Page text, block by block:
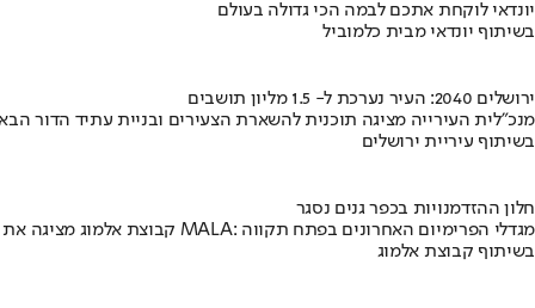
יונדאי לוקחת אתכם לבמה הכי גדולה בעולם
בשיתוף יונדאי מבית כלמוביל
ירושלים 2040: העיר נערכת ל- 1.5 מליון תושבים
מנכ"לית העירייה מציגה תוכנית להשארת הצעירים ובניית עתיד הדור
בשיתוף עיריית ירושלים
חלון ההזדמנויות בכפר גנים נסגר
קבוצת אלמוג מציגה את פרויקט MALA: מגדלי הפרימיום האחרונים בפתח תקווה
בשיתוף קבוצת אלמוג